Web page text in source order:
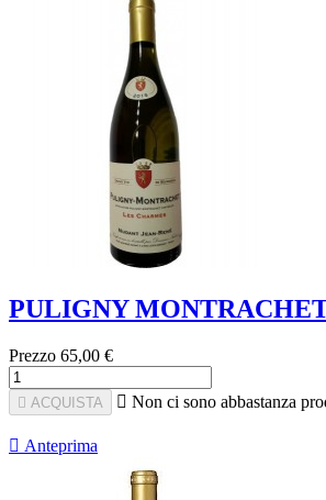
PULIGNY
Prezzo 65,00 €
 ACQUISTA  Non ci sono abbastanza
 Anteprima